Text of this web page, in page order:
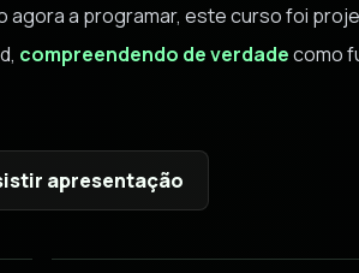
a programar, este curso foi
compreendendo de verdadecomo
apresentação